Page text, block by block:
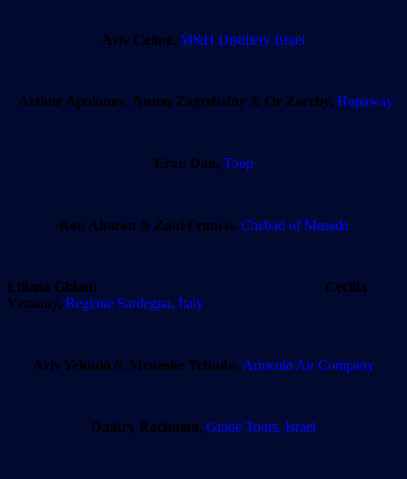
Aviv Celine, M&H Distillery Israel
Arthur Apolonov, Anton Zagrebelny& Or Zarchy, Hopaway
Eran Dan, Toop
Ron Aharon & Zahi Francis, Chabad of Masada
Liliana Ghiani
Cecilia
Vezzany, Regione Sardegna, Italy
Aviv Yehuda & Menashe Yehuda, Armenia Air Company
Dmitry Rachman, Guide Tours, Israel